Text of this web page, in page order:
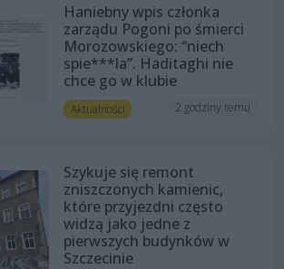
Haniebny wpis członka
zarządu Pogoni po śmierci
Morozowskiego: “niech
spie***la”. Haditaghi nie
chce go w klubie
Aktualności 2 godziny temu
Szykuje się remont
zniszczonych kamienic,
które przyjezdni często
widzą jako jedne z
pierwszych budynków w
Szczecinie